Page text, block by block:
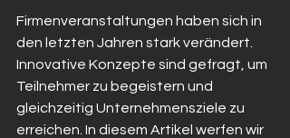
Firmenveranstaltungen haben sich in
den letzten Jahren stark verändert.
Innovative Konzepte sind gefragt, um
Teilnehmer zu begeistern und
gleichzeitig Unternehmensziele zu
erreichen. In diesem Artikel werfen wir